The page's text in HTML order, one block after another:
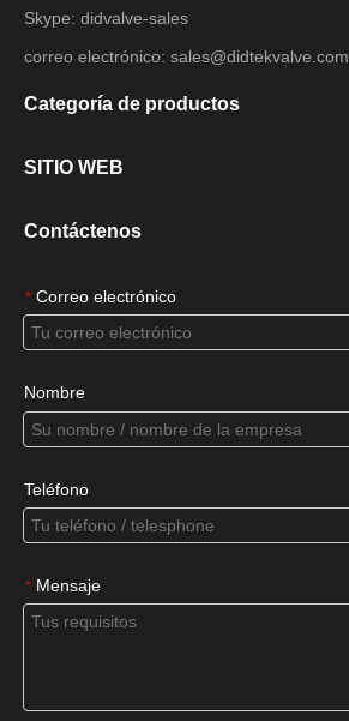
Skype: didvalve-sales
correo electrónico: sales@didtekvalve.com
Categoría de productos
SITIO WEB
Contáctenos
* Correo electrónico
Nombre
Teléfono
* Mensaje